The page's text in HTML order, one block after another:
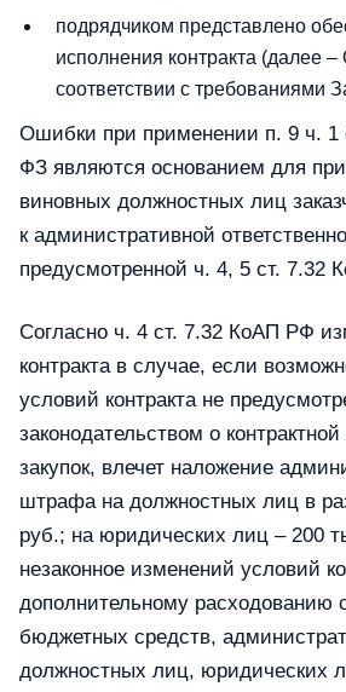
подрядчиком представлено
исполнения контракта (далее
соответствии с требованиями
Ошибки при применении п. 9 ч. 1
ФЗ являются основанием для
виновных должностных лиц
к административной
предусмотренной ч. 4, 5 ст. 7.32
Согласно ч. 4 ст. 7.32 КоАП РФ
контракта в случае, если
условий контракта не
законодательством о
закупок, влечет наложение
штрафа на должностных лиц в
руб.; на юридических лиц – 200
незаконное изменений условий
дополнительному расходованию
бюджетных средств,
должностных лиц, юридических